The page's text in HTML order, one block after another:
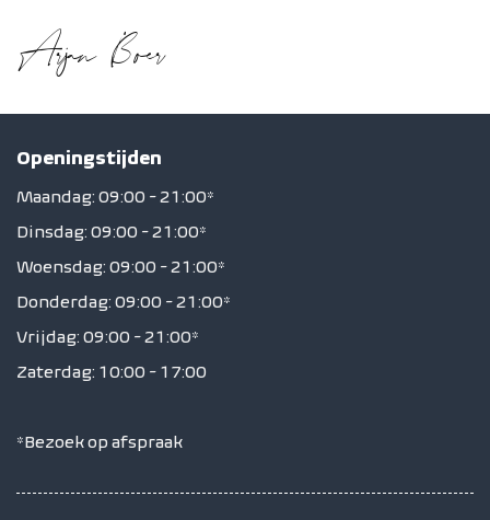
Arjan Boer
Openingstijden
Maandag: 09:00 - 21:00*
Dinsdag: 09:00 - 21:00*
Woensdag: 09:00 - 21:00*
Donderdag: 09:00 - 21:00*
Vrijdag: 09:00 - 21:00*
Zaterdag: 10:00 - 17:00
*Bezoek op afspraak